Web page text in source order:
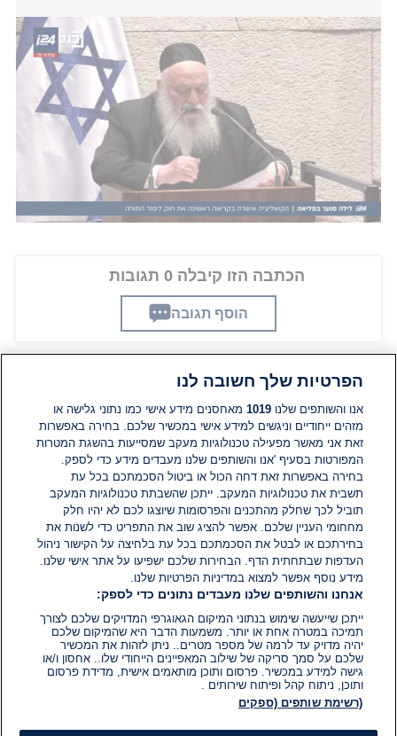
הכשרת ההשתמטות נמשכת: חוק לימוד תורה אושר בקריאה ראשונה
"הדבר הראשון בראש ובראשונה זה הלוחמים והלוחמות
שהם הערך העליון מעל הכל. מי שהיה בתוך האש. מי
שנפצע, שאיבד חלק מהגוף והנפש. שהולך יום אחרי זה
ברחוב ומרגיש שהמדינה שכחה אותו. ובזה אתם לא
דנים, על זה אתם לא מדברים. תכניסו בבקשה את הערך
של הלוחמים והלוחמות שיצאו לקרב", אמר סעידיאן.
הכתבה הזו קיבלה 0 תגובות
הוסף תגובה
תגובות
אין עדיין תגובות. היה הראשון להגיב
הוסף תגובה
הפרטיות שלך חשובה לנו
אנו והשותפים שלנו1019 מאחסנים מידע אישי כמו נתוני גלישה או
מזהים ייחודיים וניגשים למידע אישי במכשיר שלכם. בחירה באפשרות
זאת אני מאשר מפעילה טכנולוגיות מעקב שמסייעות בהשגת המטרות
המפורטות בסעיף 'אנו והשותפים שלנו מעבדים מידע כדי לספק.
בחירה באפשרות זאת דחה הכול או ביטול הסכמתכם בכל עת
תשבית את טכנולוגיות המעקב. ייתכן שהשבתת טכנולוגיות המעקב
תוביל לכך שחלק מהתכנים והפרסומות שיוצגו לכם לא יהיו חלק
מחחומי העניין שלכם. אפשר להציג שוב את התפריט כדי לשנות את
בחירתכם או לבטל את הסכמתכם בכל עת בלחיצה על הקישור ניהול
העדפות שבתחתית הדף. הבחירות שלכם ישפיעו על אתר אישי שלנו.
מידע נוסף אפשר למצוא במדיניות הפרטיות שלנו.
אנחנו והשותפים שלנו מעבדים נתונים כדי לספק:
ייתכן שייעשה שימוש בנתוני המיקום הגאוגרפי המדויקים שלכם לצורך
תמיכה במטרה אחת או יותר. משמעות הדבר היא שהמיקום שלכם
יהיה מדויק עד לרמה של מספר מטרים.. ניתן לזהות את המכשיר
שלכם על סמך סריקה של שילוב המאפיינים הייחודי שלו.. אחסון ו/או
גישה למידע במכשיר. פרסום ותוכן מותאמים אישית, מדידת פרסום
ותוכן, ניתוח קהל ופיתוח שירותים .
(רשימת שותפים (ספקים